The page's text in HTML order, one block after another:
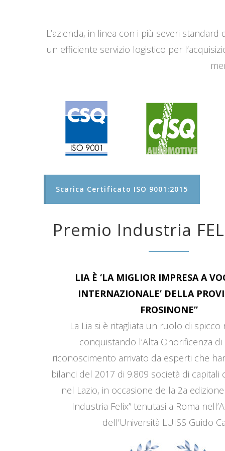
L’azienda, in linea con i più severi
un efficiente servizio logistico per
Scarica Certificato ISO 9001:2015
Premio Industria
LIA È ‘LA MIGLIOR IMPRESA A
INTERNAZIONALE’ DELLA
FROSINONE”
La Lia si è ritagliata un ruolo di
conquistando l’Alta Onorificenza di
riconoscimento arrivato da esperti che
bilanci del 2017 di 9.809 società di capitali
nel Lazio, in occasione della 2a
Industria Felix” tenutasi a Roma
dell’Università LUISS Guido